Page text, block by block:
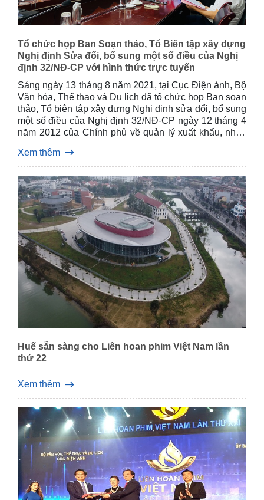
Tổ chức họp Ban Soạn thảo, Tổ Biên tập xây dựng
Nghị định Sửa đổi, bổ sung một số điều của Nghị
định 32/NĐ-CP với hình thức trực tuyến
Sáng ngày 13 tháng 8 năm 2021, tại Cục Điện ảnh, Bộ
Văn hóa, Thể thao và Du lịch đã tổ chức họp Ban soạn
thảo, Tổ biên tập xây dựng Nghị định sửa đổi, bổ sung
một số điều của Nghị định 32/NĐ-CP ngày 12 tháng 4
năm 2012 của Chính phủ về quản lý xuất khẩu, nhập
với hình thức họp trực tuyến, ông Tạ Quang Đông -
Thứ trưởng Bộ Văn hóa, Thể thao và Du lịch chủ trì
cuộc họp.
Xem thêm
Huế sẵn sàng cho Liên hoan phim Việt Nam lần
thứ 22
Xem thêm